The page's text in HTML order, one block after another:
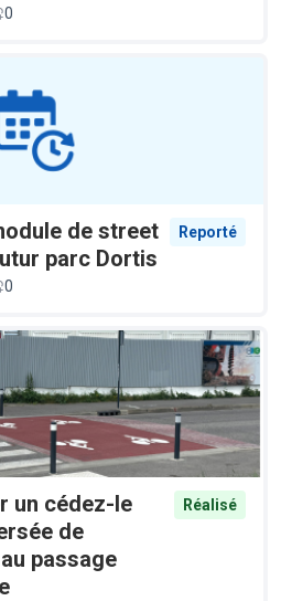
0
de street
parc Dortis
Reporté
0
un cédez-le
de
passage
Réalisé